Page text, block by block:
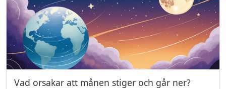
Vad orsakar att månen stiger och går ner?